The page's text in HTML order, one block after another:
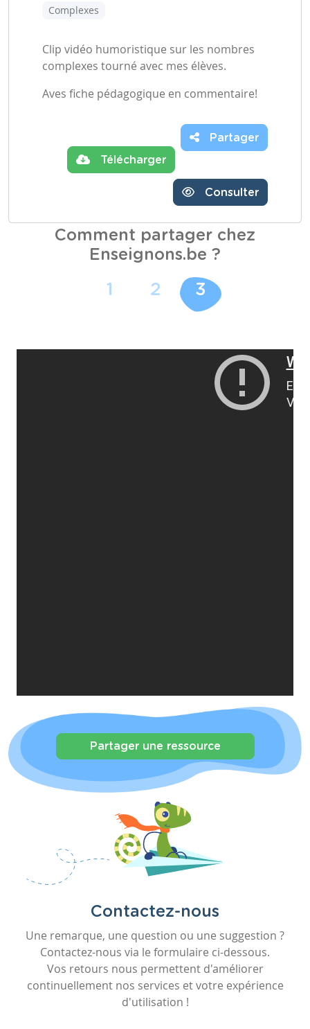
Complexes
Clip vidéo humoristique sur les nombres
complexes tourné avec mes élèves.
Aves fiche pédagogique en commentaire!
Télécharger
Partager
Consulter
Comment partager chez
Enseignons.be ?
1 2 3
Partager une ressource
Contactez-nous
Une remarque, une question ou une suggestion ?
Contactez-nous via le formulaire ci-dessous.
Vos retours nous permettent d'améliorer
continuellement nos services et votre expérience
d'utilisation !